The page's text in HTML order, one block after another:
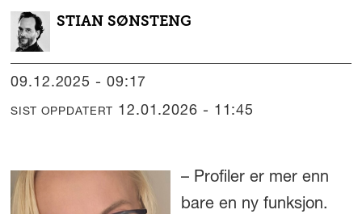
STIAN SØNSTENG
09.12.2025 - 09:17
SIST OPPDATERT 12.01.2026 - 11:45
– Profiler er mer enn
bare en ny funksjon.